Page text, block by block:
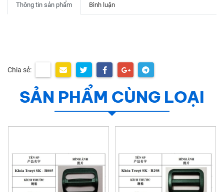
Thông tin sản phẩm Bình luận
Chia sẻ:
SẢN PHẨM CÙNG LOẠI